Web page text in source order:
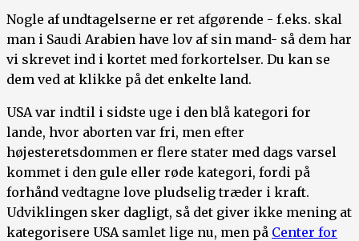
Nogle af undtagelserne er ret afgørende - f.eks. skal
man i Saudi Arabien have lov af sin mand- så dem har
vi skrevet ind i kortet med forkortelser. Du kan se
dem ved at klikke på det enkelte land.
USA var indtil i sidste uge i den blå kategori for
lande, hvor aborten var fri, men efter
højesteretsdommen er flere stater med dags varsel
kommet i den gule eller røde kategori, fordi på
forhånd vedtagne love pludselig træder i kraft.
Udviklingen sker dagligt, så det giver ikke mening at
kategorisere USA samlet lige nu, men på Center for